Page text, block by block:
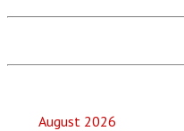
August 2026